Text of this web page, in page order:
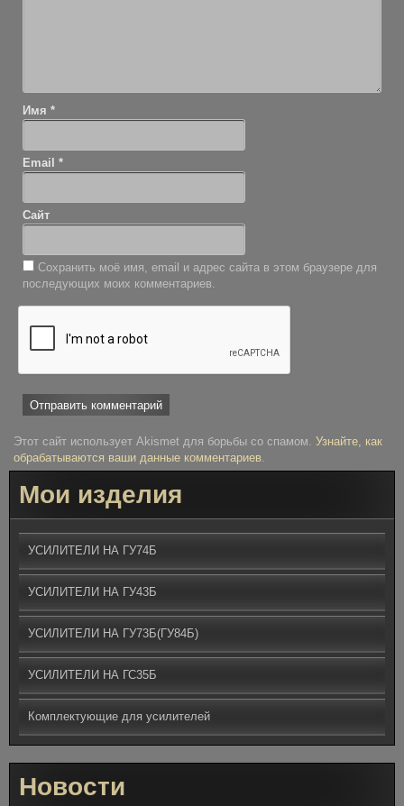
Имя*
Email*
Сайт
Сохранить моё имя, email и адрес сайта в этом браузере для
последующих моих комментариев.
Этот сайт использует Akismet для борьбы со спамом.Узнайте, как
обрабатываются ваши данные комментариев.
Мои изделия
УСИЛИТЕЛИ НА ГУ74Б
УСИЛИТЕЛИ НА ГУ43Б
УСИЛИТЕЛИ НА ГУ73Б(ГУ84Б)
УСИЛИТЕЛИ НА ГС35Б
Комплектующие для усилителей
Новости